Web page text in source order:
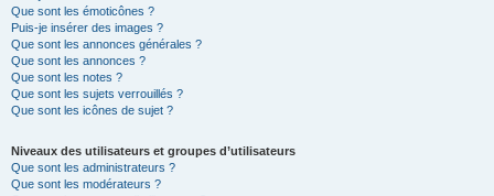
Que sont les émoticônes ?
Puis-je insérer des images ?
Que sont les annonces générales ?
Que sont les annonces ?
Que sont les notes ?
Que sont les sujets verrouillés ?
Que sont les icônes de sujet ?
Niveaux des utilisateurs et groupes d’utilisateurs
Que sont les administrateurs ?
Que sont les modérateurs ?